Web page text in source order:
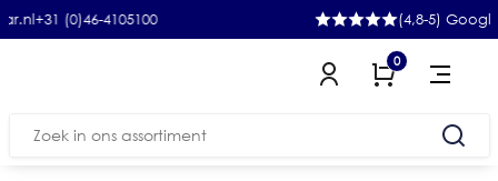
(0)46-4105100 (4,8-5) Google
0
Zoeken